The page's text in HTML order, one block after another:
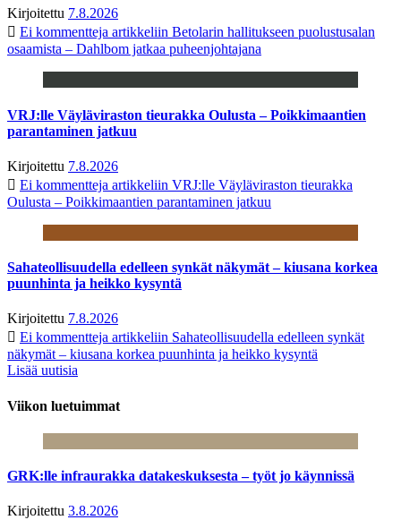
Kirjoitettu 7.8.2026
Ei kommentteja artikkeliin Betolarin hallitukseen puolustusalan
osaamista – Dahlbom jatkaa puheenjohtajana
VRJ:lle Väyläviraston tieurakka Oulusta – Poikkimaantien
parantaminen jatkuu
Kirjoitettu 7.8.2026
Ei kommentteja artikkeliin VRJ:lle Väyläviraston tieurakka
Oulusta – Poikkimaantien parantaminen jatkuu
Sahateollisuudella edelleen synkät näkymät – kiusana korkea
puunhinta ja heikko kysyntä
Kirjoitettu 7.8.2026
Ei kommentteja artikkeliin Sahateollisuudella edelleen synkät
näkymät – kiusana korkea puunhinta ja heikko kysyntä
Lisää uutisia
Viikon luetuimmat
GRK:lle infraurakka datakeskuksesta – työt jo käynnissä
Kirjoitettu 3.8.2026